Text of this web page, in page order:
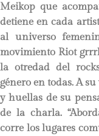
Meikop que
detiene en cada
al universo
movimiento Riot
la otredad del
género en todas. A
y huellas de su
de la charla.
corre los lugares